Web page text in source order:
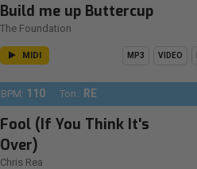
Build me up Buttercup
The Foundation
MIDI MP3 VIDEO
BPM: 110 Ton.: RE
Fool (If You Think It's
Over)
Chris Rea